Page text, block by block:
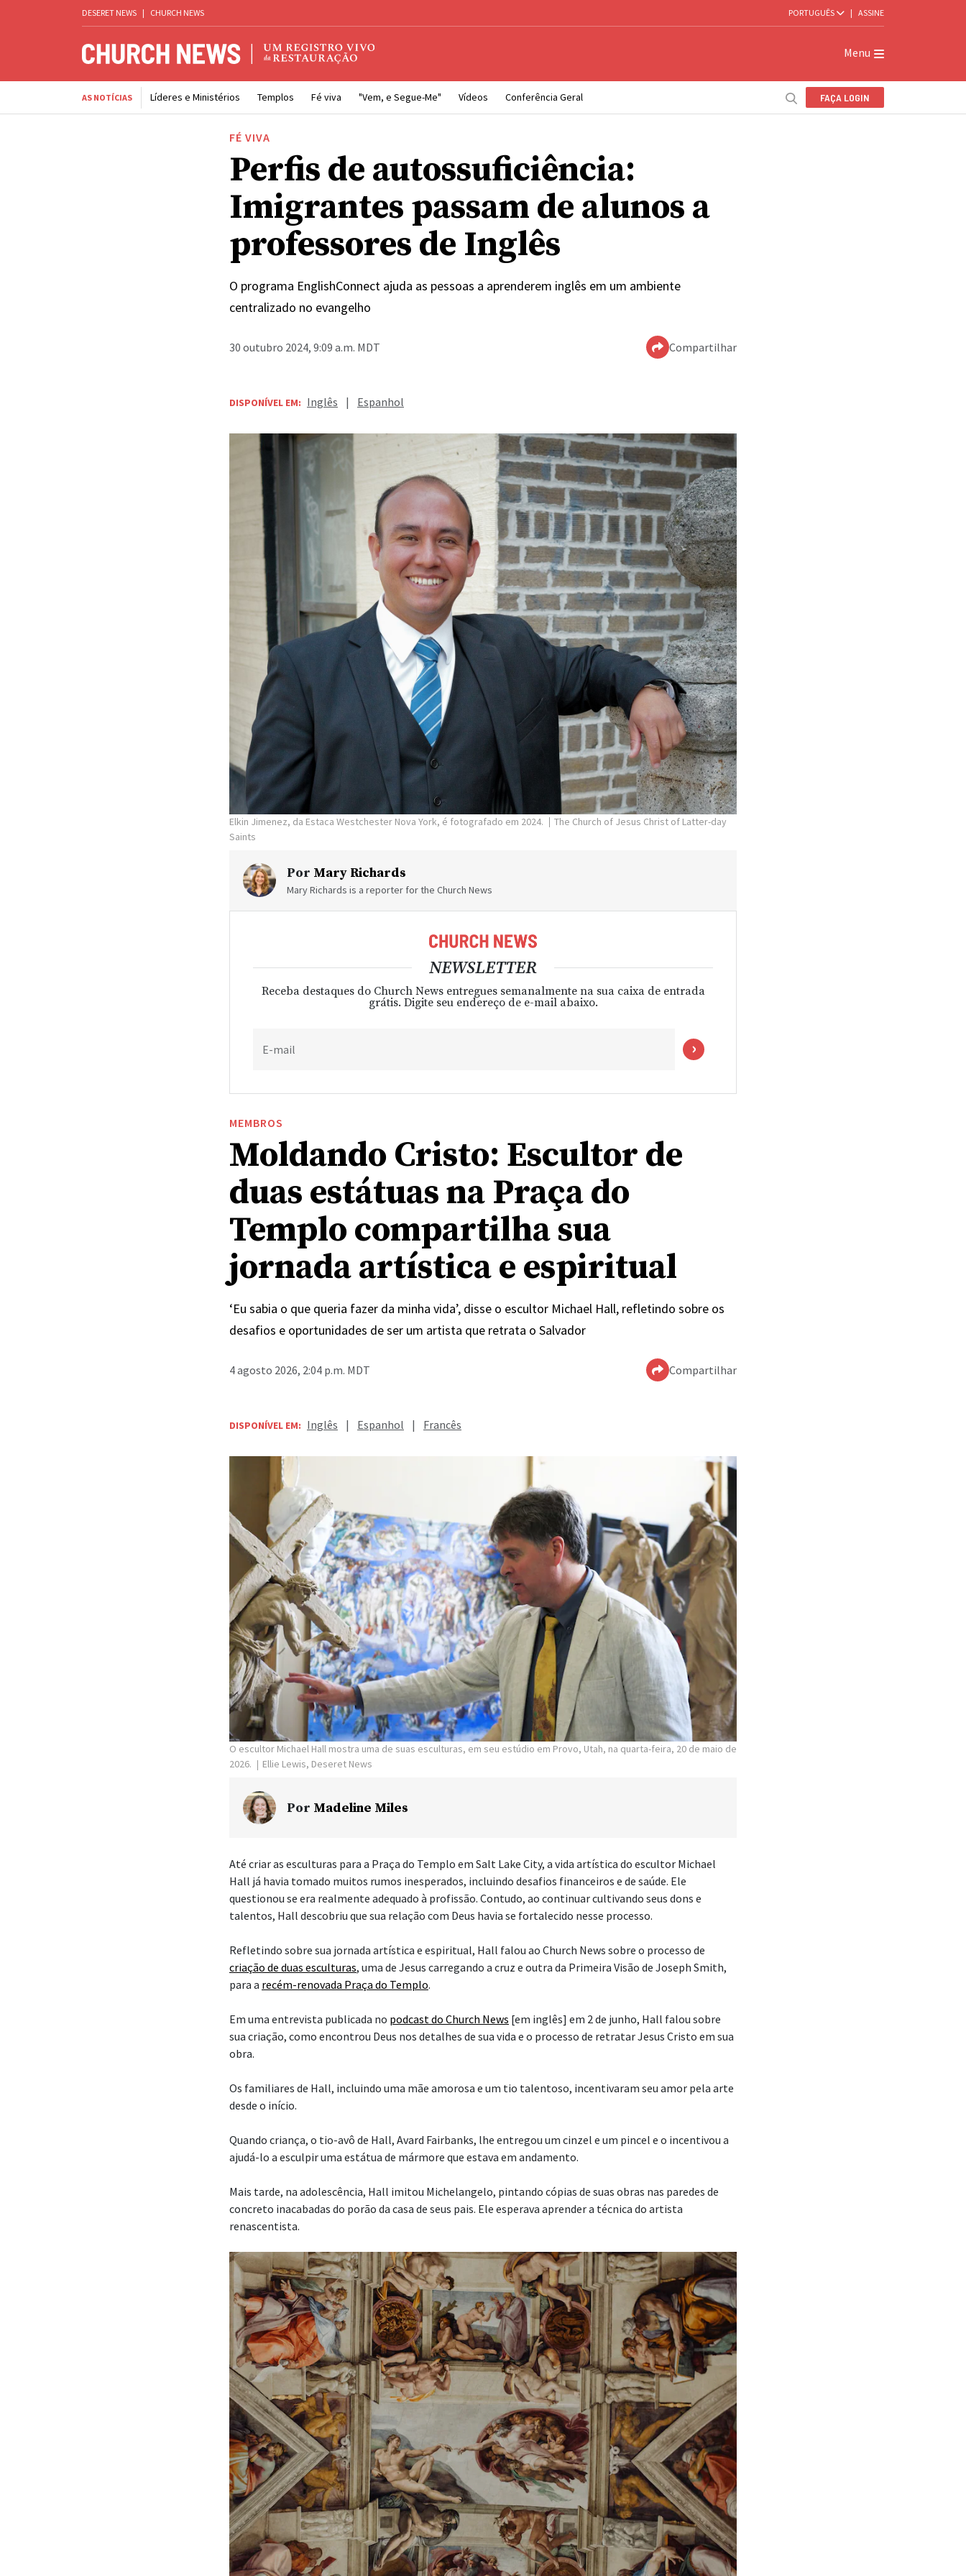
DESERET NEWS | CHURCH NEWS PORTUGUÊS | ASSINE
Menu
AS NOTÍCIAS Líderes e Ministérios Templos Fé viva "Vem, e Segue-Me" Vídeos Conferência Geral FAÇA LOGIN
FÉ VIVA
Perfis de autossuficiência:
Imigrantes passam de alunos a
professores de Inglês
O programa EnglishConnect ajuda as pessoas a aprenderem inglês em um ambiente
centralizado no evangelho
30 outubro 2024, 9:09 a.m. MDT Compartilhar
DISPONÍVEL EM: Inglês | Espanhol
Elkin Jimenez, da Estaca Westchester Nova York, é fotografado em 2024.
The Church of Jesus Christ of Latter-day
Saints
Por Mary Richards
Mary Richards is a reporter for the Church News
NEWSLETTER
Receba destaques do Church News entregues semanalmente na sua caixa de entrada
grátis. Digite seu endereço de e-mail abaixo.
E-mail
MEMBROS
Moldando Cristo: Escultor de
duas estátuas na Praça do
Templo compartilha sua
jornada artística e espiritual
‘Eu sabia o que queria fazer da minha vida’, disse o escultor Michael Hall, refletindo sobre os
desafios e oportunidades de ser um artista que retrata o Salvador
4 agosto 2026, 2:04 p.m. MDT Compartilhar
DISPONÍVEL EM: Inglês | Espanhol | Francês
O escultor Michael Hall mostra uma de suas esculturas, em seu estúdio em Provo, Utah, na quarta-feira, 20 de maio de
2026.
Ellie Lewis, Deseret News
Por Madeline Miles
Até criar as esculturas para a Praça do Templo em Salt Lake City, a vida artística do escultor Michael
Hall já havia tomado muitos rumos inesperados, incluindo desafios financeiros e de saúde. Ele
questionou se era realmente adequado à profissão. Contudo, ao continuar cultivando seus dons e
talentos, Hall descobriu que sua relação com Deus havia se fortalecido nesse processo.
Refletindo sobre sua jornada artística e espiritual, Hall falou ao Church News sobre o processo de
criação de duas esculturas, uma de Jesus carregando a cruz e outra da Primeira Visão de Joseph Smith,
para a recém-renovada Praça do Templo.
Em uma entrevista publicada no podcast do Church News [em inglês] em 2 de junho, Hall falou sobre
sua criação, como encontrou Deus nos detalhes de sua vida e o processo de retratar Jesus Cristo em sua
obra.
Os familiares de Hall, incluindo uma mãe amorosa e um tio talentoso, incentivaram seu amor pela arte
desde o início.
Quando criança, o tio-avô de Hall, Avard Fairbanks, lhe entregou um cinzel e um pincel e o incentivou a
ajudá-lo a esculpir uma estátua de mármore que estava em andamento.
Mais tarde, na adolescência, Hall imitou Michelangelo, pintando cópias de suas obras nas paredes de
concreto inacabadas do porão da casa de seus pais. Ele esperava aprender a técnica do artista
renascentista.